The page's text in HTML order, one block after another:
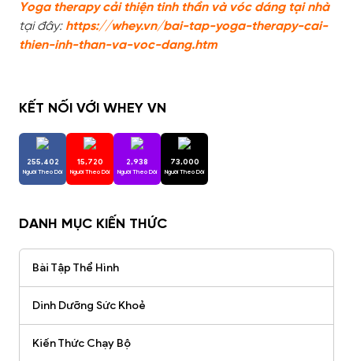
Yoga therapy cải thiện tinh thần và vóc dáng tại nhà
tại đây: https://whey.vn/bai-tap-yoga-therapy-cai-
thien-inh-than-va-voc-dang.htm
KẾT NỐI VỚI WHEY VN
255,402
Người Theo Dõi
15,720
Người Theo Dõi
2,938
Người Theo Dõi
73,000
Người Theo Dõi
DANH MỤC KIẾN THỨC
Bài Tập Thể Hình
Dinh Dưỡng Sức Khoẻ
Kiến Thức Chạy Bộ